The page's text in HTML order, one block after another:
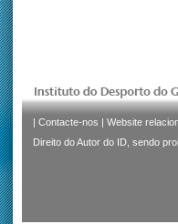
| Contacte-nos | Website
Direito do Autor do ID, sendo